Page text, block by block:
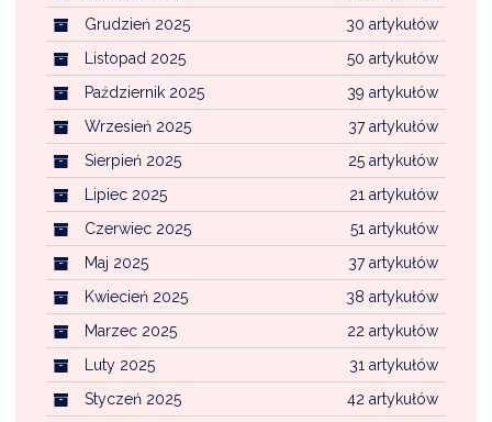
30 artykułów
Grudzień 2025
50 artykułów
Listopad 2025
39 artykułów
Październik 2025
37 artykułów
Wrzesień 2025
25 artykułów
Sierpień 2025
21 artykułów
Lipiec 2025
51 artykułów
Czerwiec 2025
37 artykułów
Maj 2025
38 artykułów
Kwiecień 2025
22 artykułów
Marzec 2025
31 artykułów
Luty 2025
42 artykułów
Styczeń 2025